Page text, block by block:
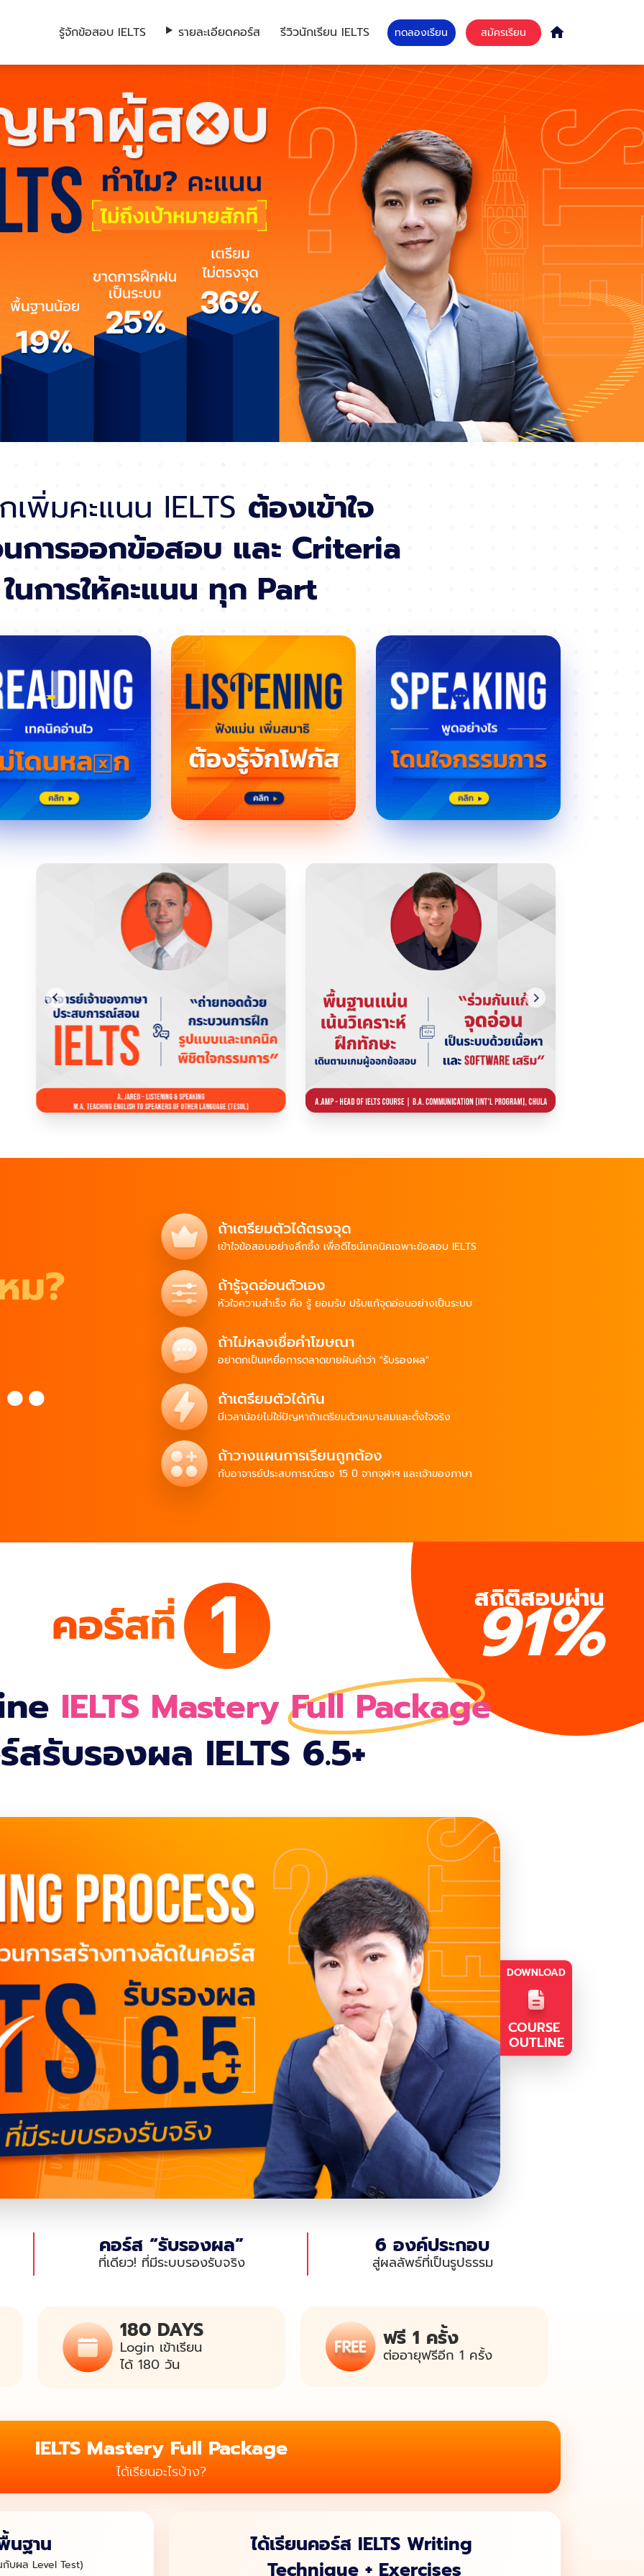
รู้จักข้อสอบ IELTS รายละเอียดคอร์ส รีวิวนักเรียน IELTS ทดลองเรียน สมัครเรียน
เพิ่มคะแนน IELTS ต้องเข้าใจ
การออกข้อสอบ และ Criteria
ในการให้คะแนน ทุก Part
ม?
ถ้าเตรียมตัวได้ตรงจุด
เข้าใจข้อสอบอย่างลึกซึ้ง เพื่อดีไซน์เทคนิคเฉพาะข้อสอบ IELTS
ถ้ารู้จุดอ่อนตัวเอง
หัวใจความสำเร็จ คือ รู้ ยอมรับ ปรับแก้จุดอ่อนอย่างเป็นระบบ
ถ้าไม่หลงเชื่อคำโฆษณา
อย่าตกเป็นเหยื่อการตลาดขายฝันคำว่า "รับรองผล"
ถ้าเตรียมตัวได้ทัน
มีเวลาน้อยไม่ใช่ปัญหาถ้าเตรียมตัวเหมาะสมและตั้งใจจริง
ถ้าวางแผนการเรียนถูกต้อง
กับอาจารย์ประสบการณ์ตรง 15 ปี จากจุฬาฯ และเจ้าของภาษา
สถิติสอบผ่าน
91%
คอร์สที่ 1
IELTS Mastery Full Package
สรับรองผล IELTS 6.5+
DOWNLOAD
COURSE
OUTLINE
คอร์ส “รับรองผล”
ที่เดียว! ที่มีระบบรองรับจริง
6 องค์ประกอบ
สู่ผลลัพธ์ที่เป็นรูปธรรม
180 DAYS
Login เข้าเรียน
ได้ 180 วัน
ฟรี 1 ครั้ง
ต่ออายุฟรีอีก 1 ครั้ง
IELTS Mastery Full Package
ได้เรียนอะไรบ้าง?
นฐาน
บผล Level Test)
ได้เรียนคอร์ส IELTS Writing
Technique + Exercises